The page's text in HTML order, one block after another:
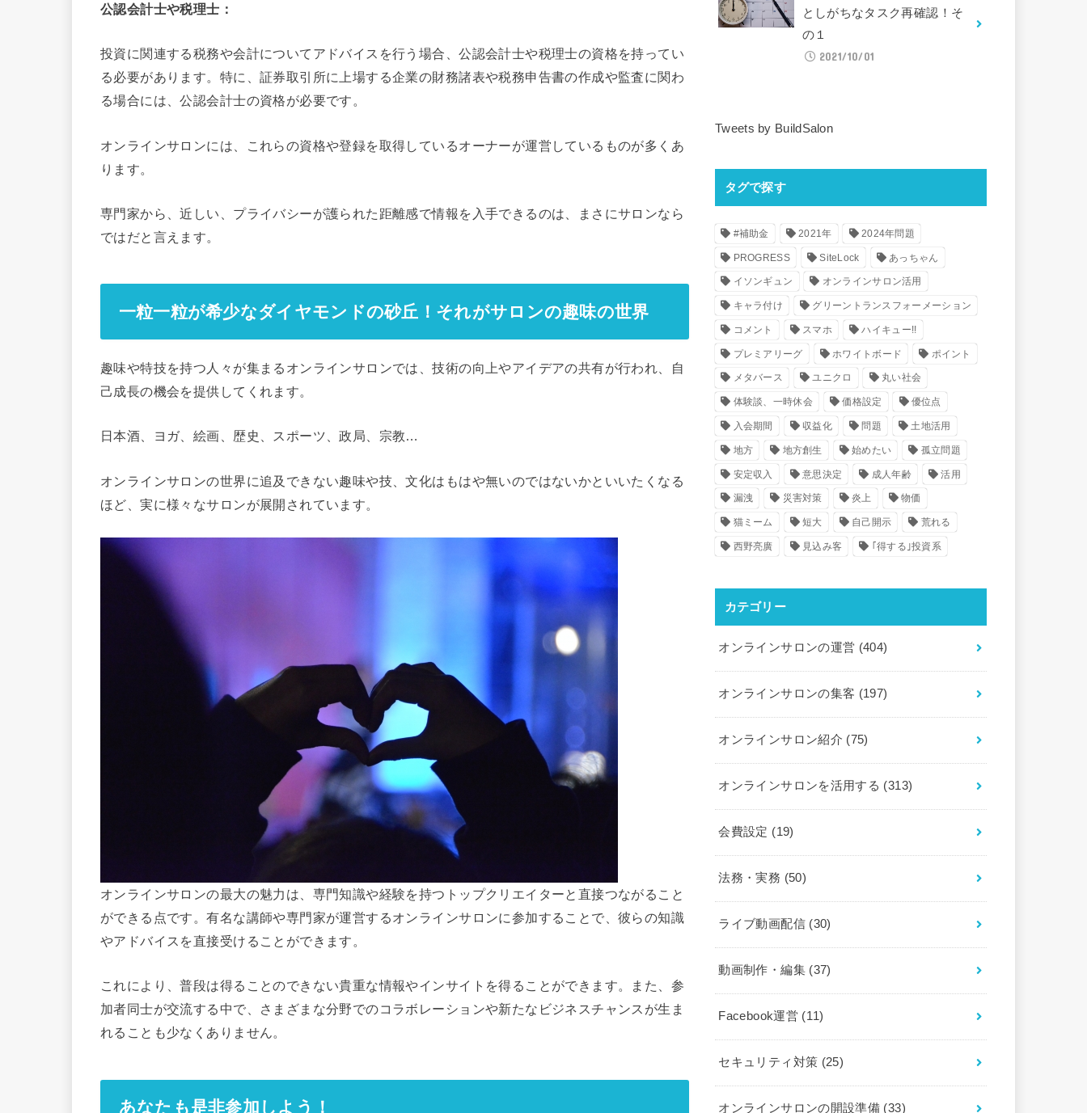
公認会計士や税理士：
投資に関連する税務や会計についてアドバイスを行う場合、公認会計士や税理士の資格を持ってい
る必要があります。特に、証券取引所に上場する企業の財務諸表や税務申告書の作成や監査に関わ
る場合には、公認会計士の資格が必要です。
オンラインサロンには、これらの資格や登録を取得しているオーナーが運営しているものが多くあ
ります。
専門家から、近しい、プライバシーが護られた距離感で情報を入手できるのは、まさにサロンなら
ではだと言えます。
一粒一粒が希少なダイヤモンドの砂丘！それがサロンの趣味の世界
趣味や特技を持つ人々が集まるオンラインサロンでは、技術の向上やアイデアの共有が行われ、自
己成長の機会を提供してくれます。
日本酒、ヨガ、絵画、歴史、スポーツ、政局、宗教…
オンラインサロンの世界に追及できない趣味や技、文化はもはや無いのではないかといいたくなる
ほど、実に様々なサロンが展開されています。
オンラインサロンの最大の魅力は、専門知識や経験を持つトップクリエイターと直接つながること
ができる点です。有名な講師や専門家が運営するオンラインサロンに参加することで、彼らの知識
やアドバイスを直接受けることができます。
これにより、普段は得ることのできない貴重な情報やインサイトを得ることができます。また、参
加者同士が交流する中で、さまざまな分野でのコラボレーションや新たなビジネスチャンスが生ま
れることも少なくありません。
あなたも是非参加しよう！
としがちなタスク再確認！そ
の１
2021/10/01
Tweets by BuildSalon
タグで探す
#補助金 2021年 2024年問題
PROGRESS SiteLock あっちゃん
イソンギュン オンラインサロン活用
キャラ付け グリーントランスフォーメーション
コメント スマホ ハイキュー!!
プレミアリーグ ホワイトボード ポイント
メタバース ユニクロ 丸い社会
体験談、一時休会 価格設定 優位点
入会期間 収益化 問題 土地活用
地方 地方創生 始めたい 孤立問題
安定収入 意思決定 成人年齢 活用
漏洩 災害対策 炎上 物価
猫ミーム 短大 自己開示 荒れる
西野亮廣 見込み客 ｢得する｣投資系
カテゴリー
オンラインサロンの運営 (404)
オンラインサロンの集客 (197)
オンラインサロン紹介 (75)
オンラインサロンを活用する (313)
会費設定 (19)
法務・実務 (50)
ライブ動画配信 (30)
動画制作・編集 (37)
Facebook運営 (11)
セキュリティ対策 (25)
オンラインサロンの開設準備 (33)